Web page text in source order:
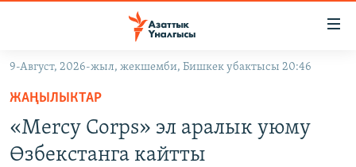
Навигацияга
өтүңүз
Издөөгө
салыңызКЫРГЫЗСТАН
ДҮЙНӨ
9-Август, 2026-жыл, жекшемби, Бишкек убактысы 20:46
ЖАҢЫЛЫКТАР
«Mercy Corps» эл аралык уюму
Өзбекстанга кайтты